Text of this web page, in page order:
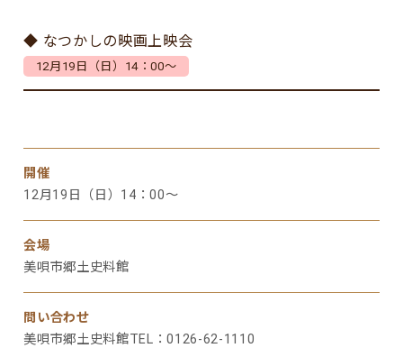
◆ なつかしの映画上映会
12月19日（日）14：00～
開催
12月19日（日）14：00～
会場
美唄市郷土史料館
問い合わせ
美唄市郷土史料館TEL：0126-62-1110